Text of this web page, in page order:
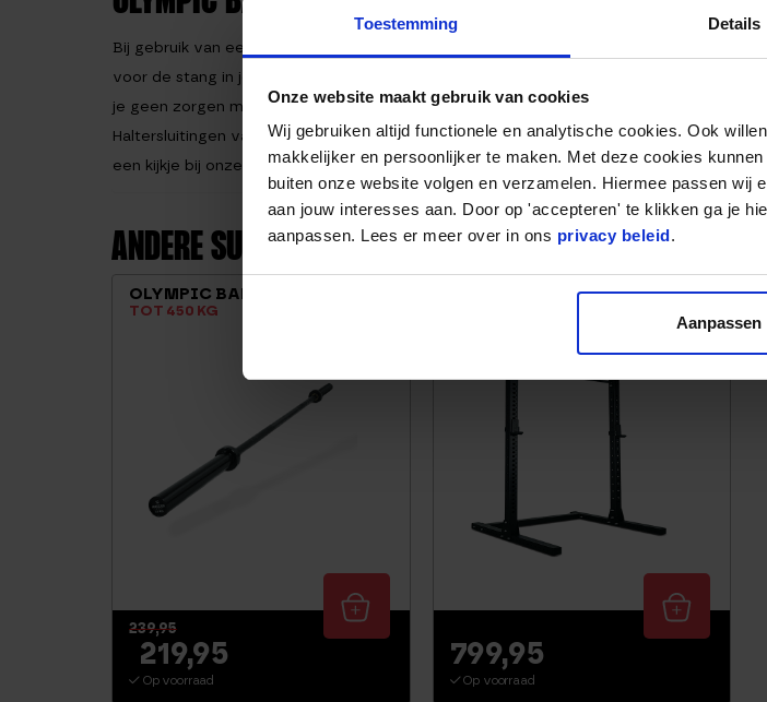
Toestemming Details
Onze website maakt gebruik van cookies
Wij gebruiken altijd functionele en analytische cookies. Ook
makkelijker en persoonlijker te maken. Met deze cookies
buiten onze website volgen en verzamelen. Hiermee passen wij
aan jouw interesses aan. Door op 'accepteren' te klikken ga je
aanpassen. Lees er meer over in ons privacy beleid.
Aanpassen
Bij gebruik van een Olympic barbell is het altijd even wennen om een fijne positie uit te
voor de stang in je nek bij bijvoorbeeld de squat. Neem daarom kijkje naar onze barbell
je geen zorgen maken om schijven die verschuiven of eraf vallen? Kijk dan even naar de
Haltersluitingen van Matchu Sports. Voor een overzicht van al onze barbells en
een kijkje bij onze
barbellscategorie.
ANDERE SUGGESTIES…
OLYMPIC BARBELL 15 KG
TOT 450 KG
239,95
219,95
Op voorraad
799,95
Op voorraad